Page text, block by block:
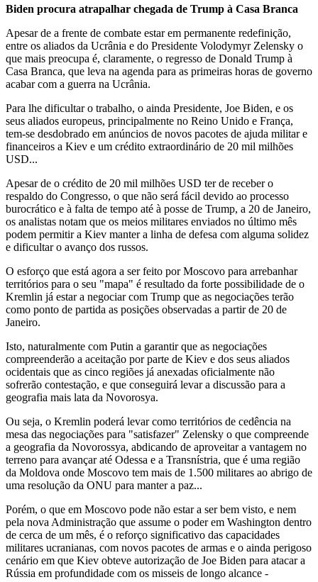
Biden procura atrapalhar chegada de Trump à Casa Branca
Apesar de a frente de combate estar em permanente redefinição,
entre os aliados da Ucrânia e do Presidente Volodymyr Zelensky o
que mais preocupa é, claramente, o regresso de Donald Trump à
Casa Branca, que leva na agenda para as primeiras horas de governo
acabar com a guerra na Ucrânia.
Para lhe dificultar o trabalho, o ainda Presidente, Joe Biden, e os
seus aliados europeus, principalmente no Reino Unido e França,
tem-se desdobrado em anúncios de novos pacotes de ajuda militar e
financeiros a Kiev e um crédito extraordinário de 20 mil milhões
USD...
Apesar de o crédito de 20 mil milhões USD ter de receber o
respaldo do Congresso, o que não será fácil devido ao processo
burocrático e à falta de tempo até à posse de Trump, a 20 de Janeiro,
os analistas notam que os meios militares enviados no último mês
podem permitir a Kiev manter a linha de defesa com alguma solidez
e dificultar o avanço dos russos.
O esforço que está agora a ser feito por Moscovo para arrebanhar
territórios para o seu "mapa" é resultado da forte possibilidade de o
Kremlin já estar a negociar com Trump que as negociações terão
como ponto de partida as posições observadas a partir de 20 de
Janeiro.
Isto, naturalmente com Putin a garantir que as negociações
compreenderão a aceitação por parte de Kiev e dos seus aliados
ocidentais que as cinco regiões já anexadas oficialmente não
sofrerão contestação, e que conseguirá levar a discussão para a
geografia mais lata da Novorosya.
Ou seja, o Kremlin poderá levar como territórios de cedência na
mesa das negociações para "satisfazer" Zelensky o que compreende
a geografia da Novorossya, abdicando de aproveitar a vantagem no
terreno para avançar até Odessa e a Transnístria, que é uma região
da Moldova onde Moscovo tem mais de 1.500 militares ao abrigo de
uma resolução da ONU para manter a paz...
Porém, o que em Moscovo pode não estar a ser bem visto, e nem
pela nova Administração que assume o poder em Washington dentro
de cerca de um mês, é o reforço significativo das capacidades
militares ucranianas, com novos pacotes de armas e o ainda perigoso
cenário em que Kiev obteve autorização de Joe Biden para atacar a
Rússia em profundidade com os misseis de longo alcance -